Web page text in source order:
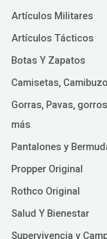
Artículos Militares
Artículos Tácticos
Botas Y Zapatos
Camisetas,
Gorras, Pavas,
más
Pantalones y
Propper Original
Rothco Original
Salud Y Bienestar
Supervivencia y